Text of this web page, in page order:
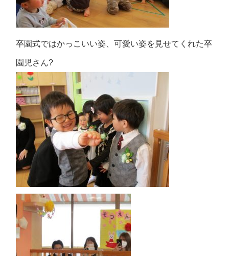
卒園式ではかっこいい姿、可愛い姿を見せてくれた卒
園児さん?